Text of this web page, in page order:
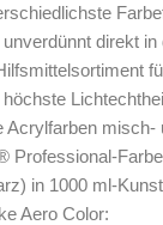
direkt
Acrylfarben misch-
Professional-
in 1000 ml-
Aero Color: